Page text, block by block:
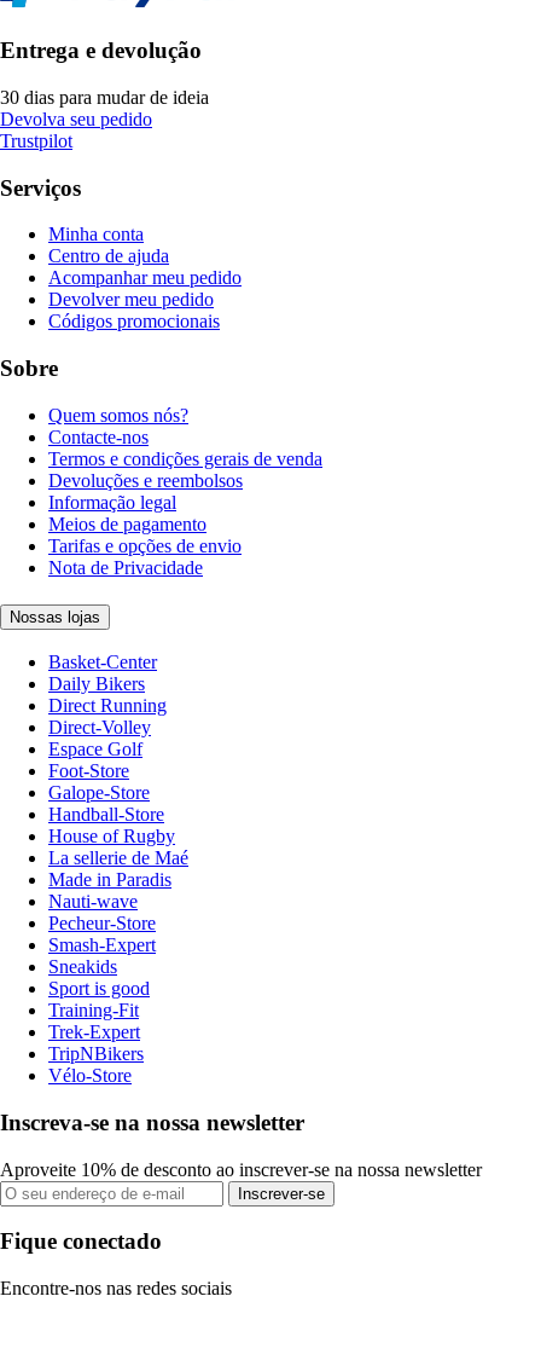
Entrega e devolução
30 dias para mudar de ideia
Devolva seu pedido
Trustpilot
Serviços
Minha conta
Centro de ajuda
Acompanhar meu pedido
Devolver meu pedido
Códigos promocionais
Sobre
Quem somos nós?
Contacte-nos
Termos e condições gerais de venda
Devoluções e reembolsos
Informação legal
Meios de pagamento
Tarifas e opções de envio
Nota de Privacidade
Nossas lojas
Basket-Center
Daily Bikers
Direct Running
Direct-Volley
Espace Golf
Foot-Store
Galope-Store
Handball-Store
House of Rugby
La sellerie de Maé
Made in Paradis
Nauti-wave
Pecheur-Store
Smash-Expert
Sneakids
Sport is good
Training-Fit
Trek-Expert
TripNBikers
Vélo-Store
Inscreva-se na nossa newsletter
Aproveite 10% de desconto ao inscrever-se na nossa newsletter
Inscrever-se
Fique conectado
Encontre-nos nas redes sociais